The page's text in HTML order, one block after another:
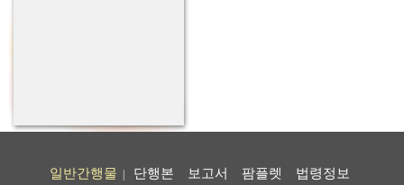
일반간행물 단행본 보고서 팜플렛
법령정보